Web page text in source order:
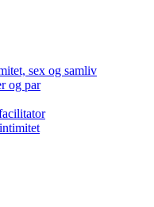
sex og samliv
og par